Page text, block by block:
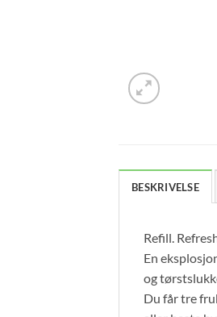
BESKRIVELSE
Refill.
En
og
Du får tre